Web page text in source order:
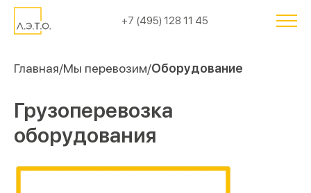
+7 (495) 128 11 45
Главная Мы перевозим Оборудование
Грузоперевозка
оборудования